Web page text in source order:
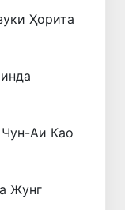
Ҳорита
Чун-Аи Као
Жунг